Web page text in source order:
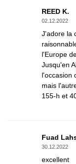
REED K.
02.12.2022
J'adore la
l'Europe
Jusqu'en
l'occasion
mais
155-h et
Fuad
30.12.2022
excellent